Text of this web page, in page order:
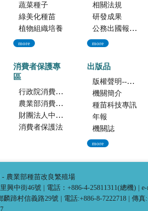
蔬菜種子
綠美化種苗
植物組織培養
more
消費者保護專
區
行政院消費者保護會
農業部消費者保護專區
財團法人中華民國消費者文教基金會
消費者保護法
相關法規
研發成果
公務出國報告資訊網
more
出版品
版權聲明--本網站發表之所有文章，係為學術研究成果，不得引用於產品及食品之標示、宣傳及廣告。若不當引用，應自負法律責任。
機關簡介
種苗科技專訊
年報
機關誌
more
- 農業部種苗改良繁殖場
興中街46號 | 電話：+886-4-25811311(總機) |
麟蹄村信義路29號 | 電話:+886-8-7222718 | 傳真